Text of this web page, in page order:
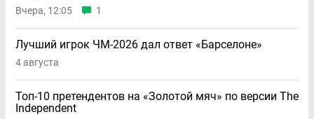
Вчера, 12:05 1
Лучший игрок ЧМ-2026 дал ответ «Барселоне»
4 августа
Топ-10 претендентов на «Золотой мяч» по версии The
Independent